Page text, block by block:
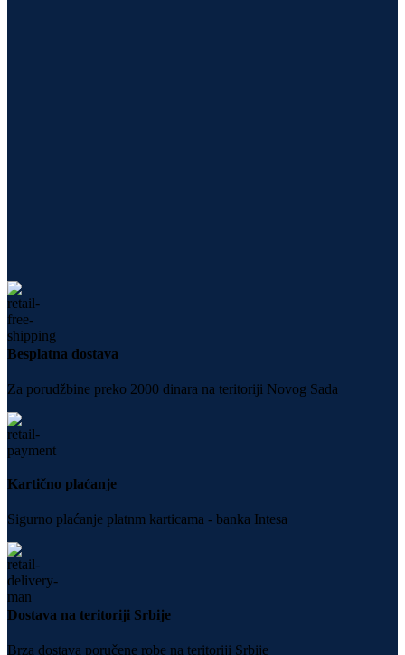
Besplatna dostava
Za porudžbine preko 2000 dinara na teritoriji Novog Sada
Kartično plaćanje
Sigurno plaćanje platnm karticama - banka Intesa
Dostava na teritoriji Srbije
Brza dostava poručene robe na teritoriji Srbije